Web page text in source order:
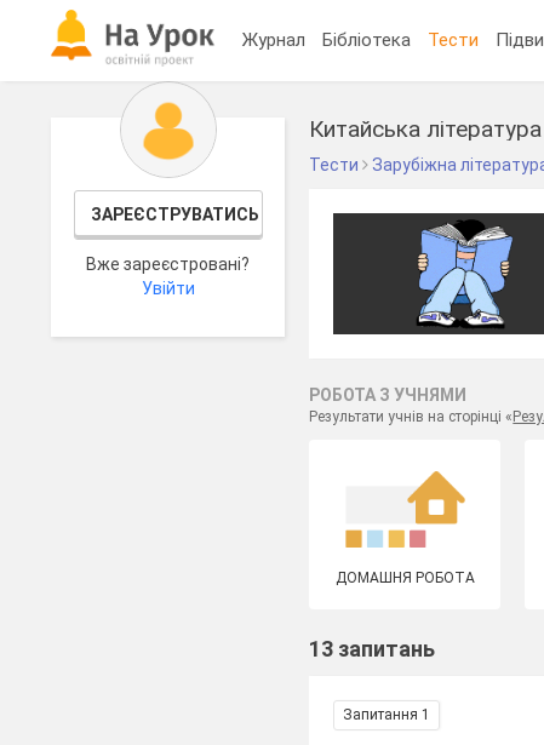
Журнал Бібліотека Тести
ЗАРЕЄСТРУВАТИСЬ
Вже зареєстровані?
Увійти
Китайська
Тести Зарубіжна
РОБОТА З УЧНЯМИ
Результати учнів на сторінці «
ДОМАШНЯ РОБОТА
13 запитань
Запитання 1